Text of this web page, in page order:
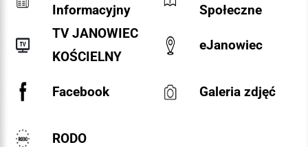
Informacyjny
Społeczne
TV JANOWIEC
KOŚCIELNY
eJanowiec
Facebook Galeria zdjęć
RODO